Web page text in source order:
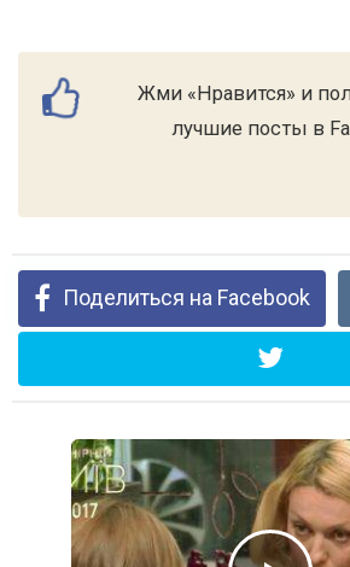
Жми «Нравится» и
лучшие посты в
Поделиться на Facebook